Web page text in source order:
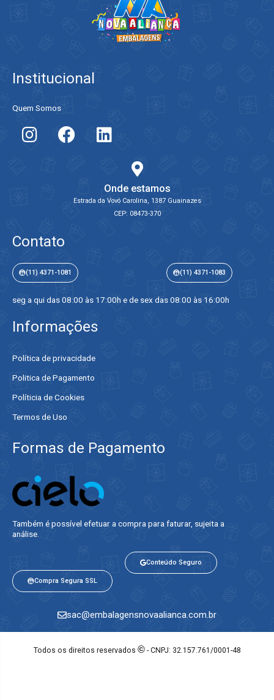
Institucional
Quem Somos
Onde estamos
Estrada da Vovó Carolina, 1387 Guainazes
CEP: 08473-370
Contato
(11) 4371-1081 (11) 4371-1083
seg a qui das 08:00 às 17:00h e de sex das 08:00 às 16:00h
Informações
Política de privacidade
Politica de Pagamento
Políticia de Cookies
Termos de Uso
Formas de Pagamento
Também é possível efetuar a compra para faturar, sujeita a
análise.​
Compra Segura SSL
Conteúdo Seguro
sac@embalagensnovaalianca.com.br
Todos os direitos reservados ©- CNPJ: 32.157.761/0001-48